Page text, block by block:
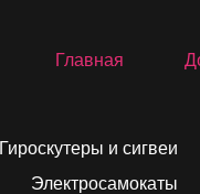
Гироскутеры и сигвеи
Электросамокаты
Главная